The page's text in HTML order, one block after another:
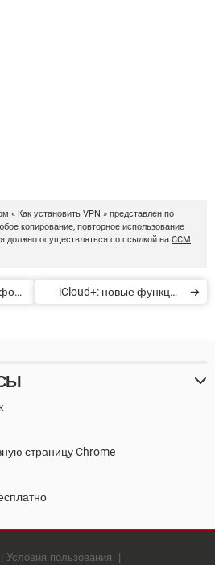
« Как установить VPN » представлен по
копирование, повторное использование
должно осуществляться со ссылкой на CCM
iCloud+: новые функции
страницу Chrome
Условия пользования